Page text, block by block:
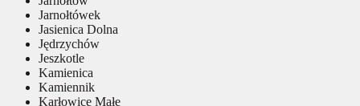
Jarnołtówek
Jasienica Dolna
Jędrzychów
Jeszkotle
Kamienica
Kamiennik
Karłowice Małe